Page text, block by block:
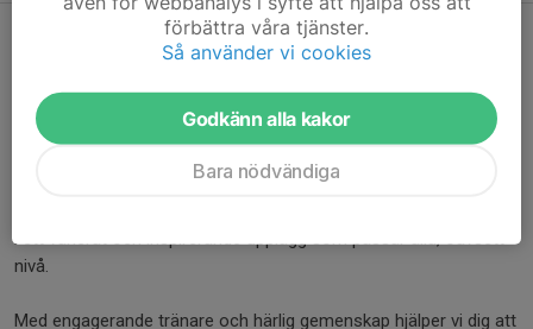
FYS – Träning för en starkare vardag!
FYS kombinerar
styrka,
i ett varierat och inspirerande upplägg som passar alla, oavsett
nivå.
Med engagerande tränare och härlig gemenskap hjälper vi dig att
förbättra våra tjänster.
Så använder vi cookies
Godkänn alla kakor
Bara nödvändiga